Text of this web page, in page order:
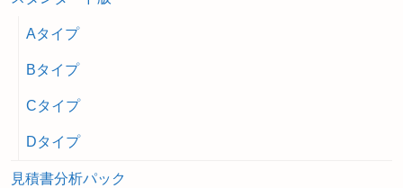
Aタイプ
Bタイプ
Cタイプ
Dタイプ
見積書分析パック